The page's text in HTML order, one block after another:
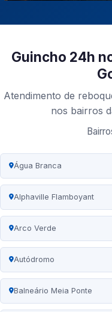
Guincho 24h
Atendimento de
nos bairros
Água Branca
Alphaville Flamboyant
Arco Verde
Autódromo
Balneário Meia Ponte